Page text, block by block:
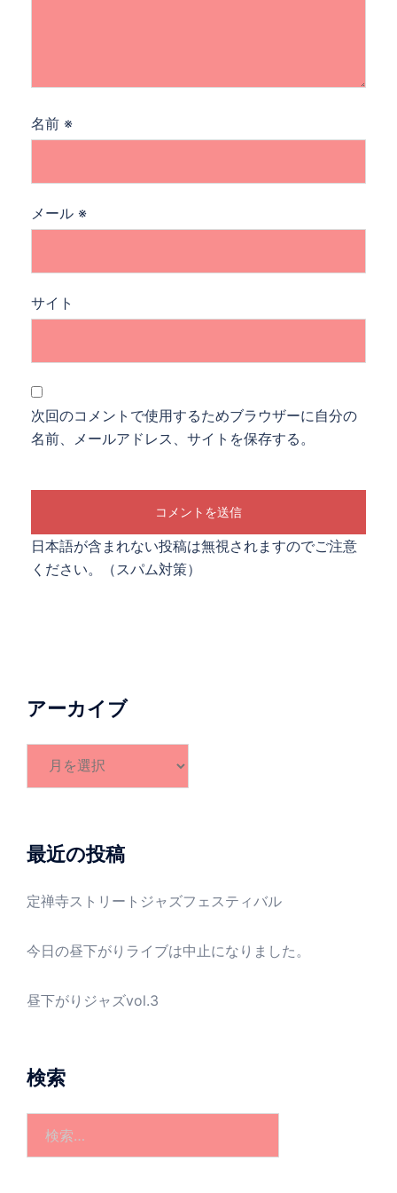
名前 ※
メール ※
サイト
次回のコメントで使用するためブラウザーに自分の
名前、メールアドレス、サイトを保存する。
日本語が含まれない投稿は無視されますのでご注意
ください。（スパム対策）
アーカイブ
ブ
最近の投稿
定禅寺ストリートジャズフェスティバル
今日の昼下がりライブは中止になりました。
昼下がりジャズvol.3
検索